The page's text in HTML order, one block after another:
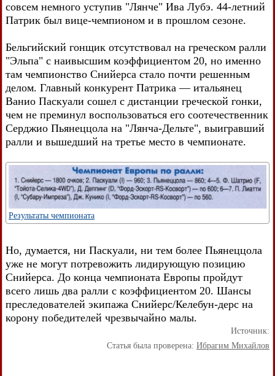
совсем немного уступив "Лянче" Ива Лубэ. 44-летний
Патрик был вице-чемпионом и в прошлом сезоне.
Бельгийский гонщик отсутствовал на греческом ралли
"Эльпа" с наивысшим коэффициентом 20, но именно
там чемпионство Снийерса стало почти решенным
делом. Главный конкурент Патрика — итальянец
Ванио Паскуали сошел с дистанции греческой гонки,
чем не преминул воспользоваться его соотечественник
Серджио Пьянеццола на "Лянча-Дельте", выигравший
ралли и вышедший на третье место в чемпионате.
Результаты чемпионата
Но, думается, ни Паскуали, ни тем более Пьянеццола
уже не могут потревожить лидирующую позицию
Снийерса. До конца чемпионата Европы пройдут
всего лишь два ралли с коэффициентом 20. Шансы
преследователей экипажа Снийерс/Келебун-дерс на
корону победителей чрезвычайно малы.
Источник:
Статья была проверена: Ибрагим Михайлов